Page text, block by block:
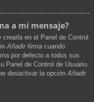
a mi mensaje?
en el Panel de Control
Añadir firma cuando
por defecto a todos sus
Panel de Control de Usuario.
desactivar la opciónAñadir